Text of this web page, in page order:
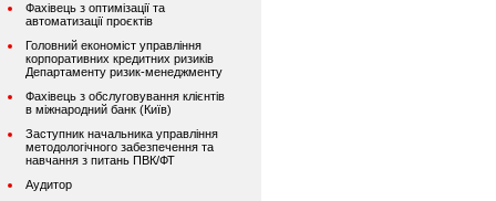
Фахівець з оптимізації та
автоматизації проєктів
Головний економіст управління
корпоративних кредитних ризиків
Департаменту ризик-менеджменту
Фахівець з обслуговування клієнтів
в міжнародний банк (Київ)
Заступник начальника управління
методологічного забезпечення та
навчання з питань ПВК/ФТ
Аудитор